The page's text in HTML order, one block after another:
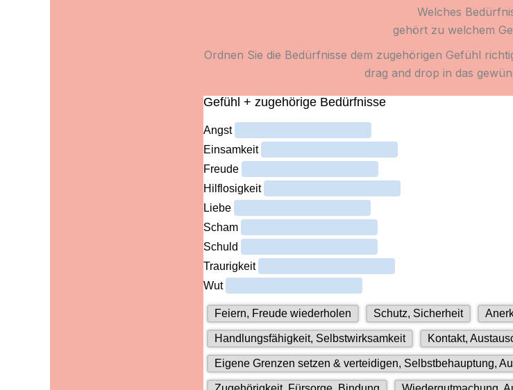
Welches
gehört zu welchem
Ordnen Sie die Bedürfnisse dem zugehörigen Gefühl
drag and drop in das